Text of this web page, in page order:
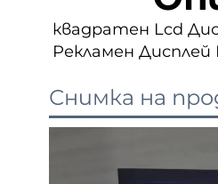
квадратен Lcd
Рекламен
Снимка на